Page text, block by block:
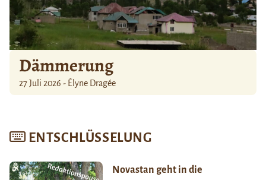
Dämmerung
27 Juli 2026 - Élyne Dragée
ENTSCHLÜSSELUNG
Novastan geht in die